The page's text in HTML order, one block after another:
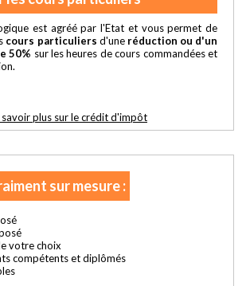
est agréé par l'Etat et vous permet de
cours particuliers d'une réduction ou d'un
50% sur les heures de cours commandées et
savoir plus sur le crédit d'impôt
sur mesure :
votre choix
compétents et diplômés